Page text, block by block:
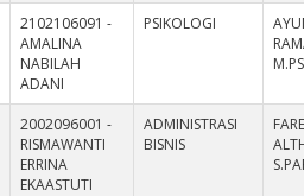
2102106091 -
AMALINA
NABILAH
ADANI
PSIKOLOGI
2002096001 -
RISMAWANTI
ERRINA
EKAASTUTI
ADMINISTRASI
BISNIS